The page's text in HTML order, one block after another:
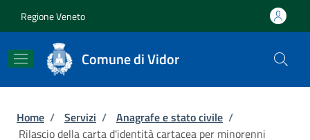
Regione Veneto
Comune di Vidor
Briciole di pane
Home / Servizi / Anagrafe e stato civile /
Rilascio della carta d'identità cartacea per minorenni